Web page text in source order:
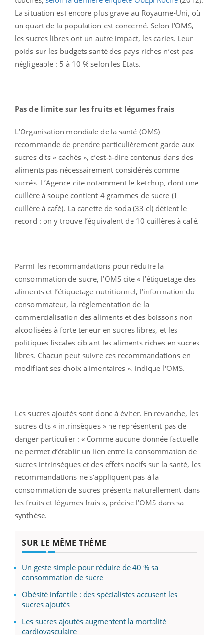
La situation est encore plus grave au Royaume-Uni, où
un quart de la population est concerné. Selon l’OMS,
les sucres libres ont un autre impact, les caries. Leur
poids sur les budgets santé des pays riches n’est pas
négligeable : 5 à 10 % selon les Etats.
Pas de limite sur les fruits et légumes frais
L’Organisation mondiale de la santé (OMS)
recommande de prendre particulièrement garde aux
sucres dits « cachés », c’est-à-dire contenus dans des
aliments pas nécessairement considérés comme
sucrés. L’Agence cite notamment le ketchup, dont une
cuillère à soupe contient 4 grammes de sucre (1
cuillère à café). La canette de soda (33 cl) détient le
record : on y trouve l’équivalent de 10 cuillères à café.
Parmi les recommandations pour réduire la
consommation de sucre, l’OMS cite « l’étiquetage des
aliments et l’étiquetage nutritionnel, l’information du
consommateur, la réglementation de la
commercialisation des aliments et des boissons non
alcoolisées à forte teneur en sucres libres, et les
politiques fiscales ciblant les aliments riches en sucres
libres. Chacun peut suivre ces recommandations en
modifiant ses choix alimentaires », indique l'OMS.
Les sucres ajoutés sont donc à éviter. En revanche, les
sucres dits « intrinsèques » ne représentent pas de
danger particulier : « Comme aucune donnée factuelle
ne permet d’établir un lien entre la consommation de
sucres intrinsèques et des effets nocifs sur la santé, les
recommandations ne s’appliquent pas à la
consommation de sucres présents naturellement dans
les fruits et légumes frais », précise l’OMS dans sa
synthèse.
SUR LE MÊME THÈME
Un geste simple pour réduire de 40 % sa
consommation de sucre
Obésité infantile : des spécialistes accusent les
sucres ajoutés
Les sucres ajoutés augmentent la mortalité
cardiovasculaire